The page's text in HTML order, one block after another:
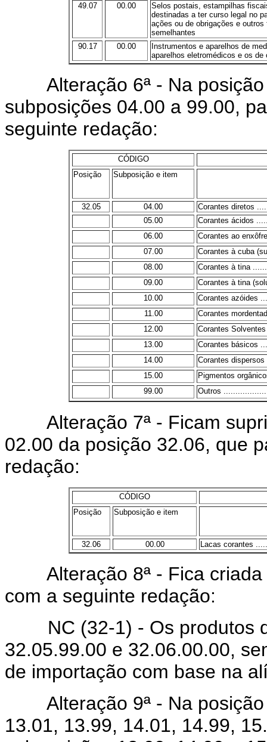
49.07
00.00
Selos postais, estampilhas
destinadas a ter curso legal no
ações ou de obrigações e
semelhantes
90.17
00.00
Instrumentos e aparelhos de
aparelhos eletromédicos e os de
Alteração 6ª - Na posição
subposições 04.00 a 99.00,
seguinte redação:
CÓDIGO
Posição
Subposição e item
32.05 04.00
Corantes diretos
05.00
Corantes ácidos
06.00
Corantes ao
07.00
Corantes à cuba
08.00
Corantes à tina
09.00
Corantes à tina
10.00
Corantes azóides
11.00
Corantes
12.00
Corantes
13.00
Corantes básicos
14.00
Corantes
15.00
Pigmentos
99.00
Outros
Alteração 7ª - Ficam
02.00 da posição 32.06, que
redação:
CÓDIGO
Posição
Subposição e item
32.06 00.00 Lacas corantes
Alteração 8ª - Fica criada
com a seguinte redação:
NC (32-1) - Os produtos
32.05.99.00 e 32.06.00.00,
de importação com base na
Alteração 9ª - Na posição
13.01, 13.99, 14.01, 14.99,